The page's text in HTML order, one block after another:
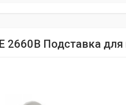
2660B Подставка